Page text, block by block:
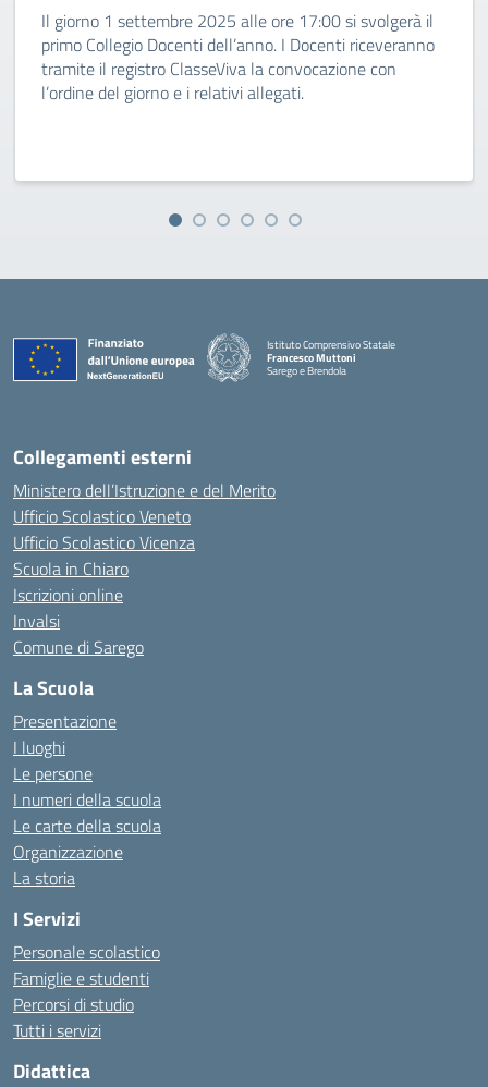
Il giorno 1 settembre 2025 alle ore 17:00 si svolgerà il
primo Collegio Docenti dell’anno. I Docenti riceveranno
tramite il registro ClasseViva la convocazione con
l’ordine del giorno e i relativi allegati.
Istituto Comprensivo Statale
Francesco Muttoni
Sarego e Brendola
— Visita la pagina iniziale della scuola
Collegamenti esterni
Ministero dell’Istruzione e del Merito
Ufficio Scolastico Veneto
Ufficio Scolastico Vicenza
Scuola in Chiaro
Iscrizioni online
Invalsi
Comune di Sarego
La Scuola
Presentazione
I luoghi
Le persone
I numeri della scuola
Le carte della scuola
Organizzazione
La storia
I Servizi
Personale scolastico
Famiglie e studenti
Percorsi di studio
Tutti i servizi
Didattica